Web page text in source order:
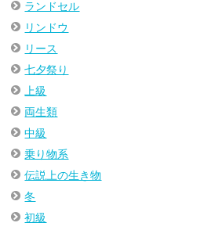
ランドセル
リンドウ
リース
七夕祭り
上級
両生類
中級
乗り物系
伝説上の生き物
冬
初級